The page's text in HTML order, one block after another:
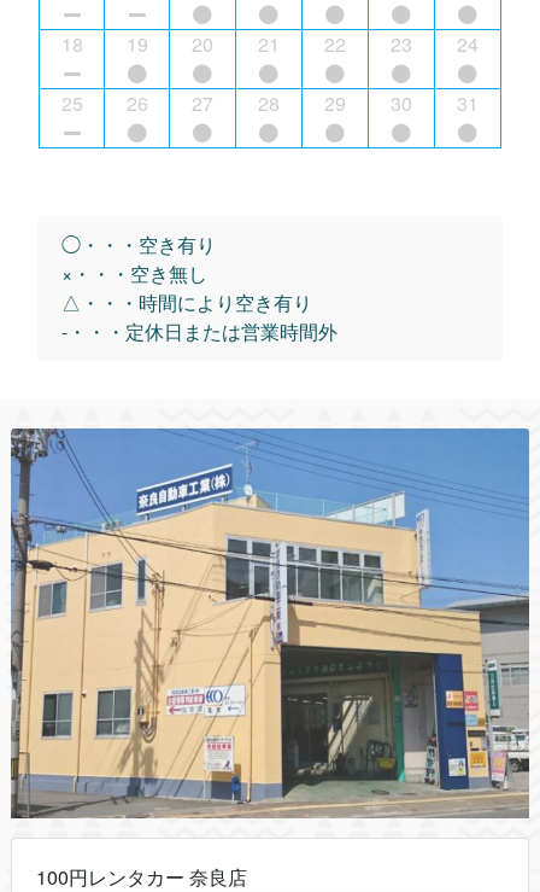
18 19 20 21 22 23 24
25 26 27 28 29 30 31
◯・・・空き有り
×・・・空き無し
△・・・時間により空き有り
-・・・定休日または営業時間外
100円レンタカー 奈良店